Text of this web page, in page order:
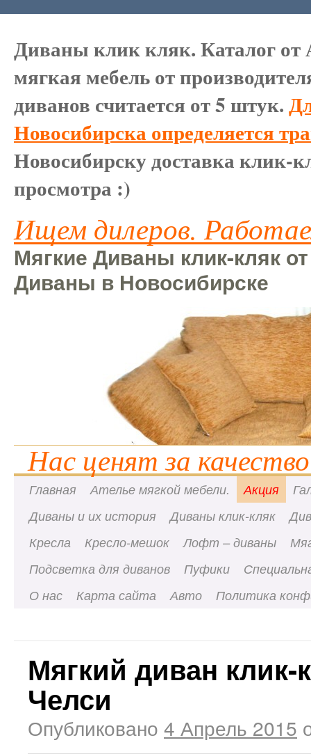
Диваны клик кляк. Каталог
мягкая мебель от
диванов считается от 5 штук.
Новосибирска определяется
Новосибирску доставка клик-
просмотра :)
Ищем дилеров.
Мягкие Диваны клик-кляк
Диваны в Новосибирске
Нас ценят за
Главная Ателье мягкой мебели. Акция
Диваны и их история
Диваны клик-кляк
Кресла
Кресло-мешок Лофт – диваны
Подсветка для диванов
Пуфики
О нас
Карта сайта Авто Политика
Мягкий диван клик-
Челси
Опубликовано 4 Апрель 2015